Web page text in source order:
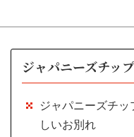
ジャパニーズチップ
ジャパニーズチ
しいお別れ